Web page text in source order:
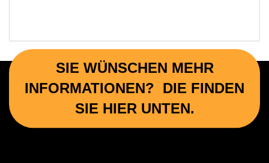
SIE WÜNSCHEN MEHR
INFORMATIONEN? DIE FINDEN
SIE HIER UNTEN.